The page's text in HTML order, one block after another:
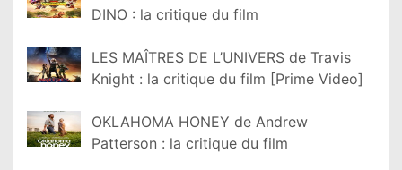
DINO : la critique du film
LES MAÎTRES DE L’UNIVERS de Travis
Knight : la critique du film [Prime Video]
OKLAHOMA HONEY de Andrew
Patterson : la critique du film